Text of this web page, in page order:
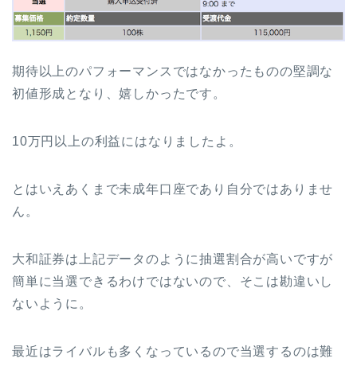
期待以上のパフォーマンスではなかったものの堅調な
初値形成となり、嬉しかったです。
10万円以上の利益にはなりましたよ。
とはいえあくまで未成年口座であり自分ではありませ
ん。
大和証券は上記データのように抽選割合が高いですが
簡単に当選できるわけではないので、そこは勘違いし
ないように。
最近はライバルも多くなっているので当選するのは難